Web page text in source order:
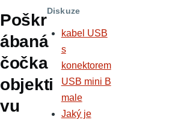
navigace
Poškr
ábaná
čočka
objekti
vu
Diskuze
kabel USB
s
konektorem
USB mini B
male
Jaký je